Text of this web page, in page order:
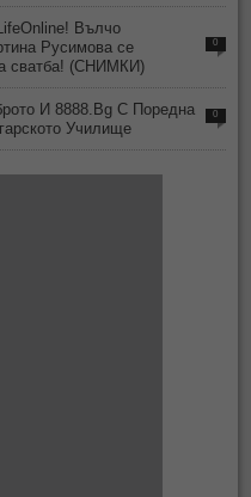
Вълчо
Русимова сe
сватба! (СНИМКИ)
0
И 8888.Bg С Поредна
Училище
0